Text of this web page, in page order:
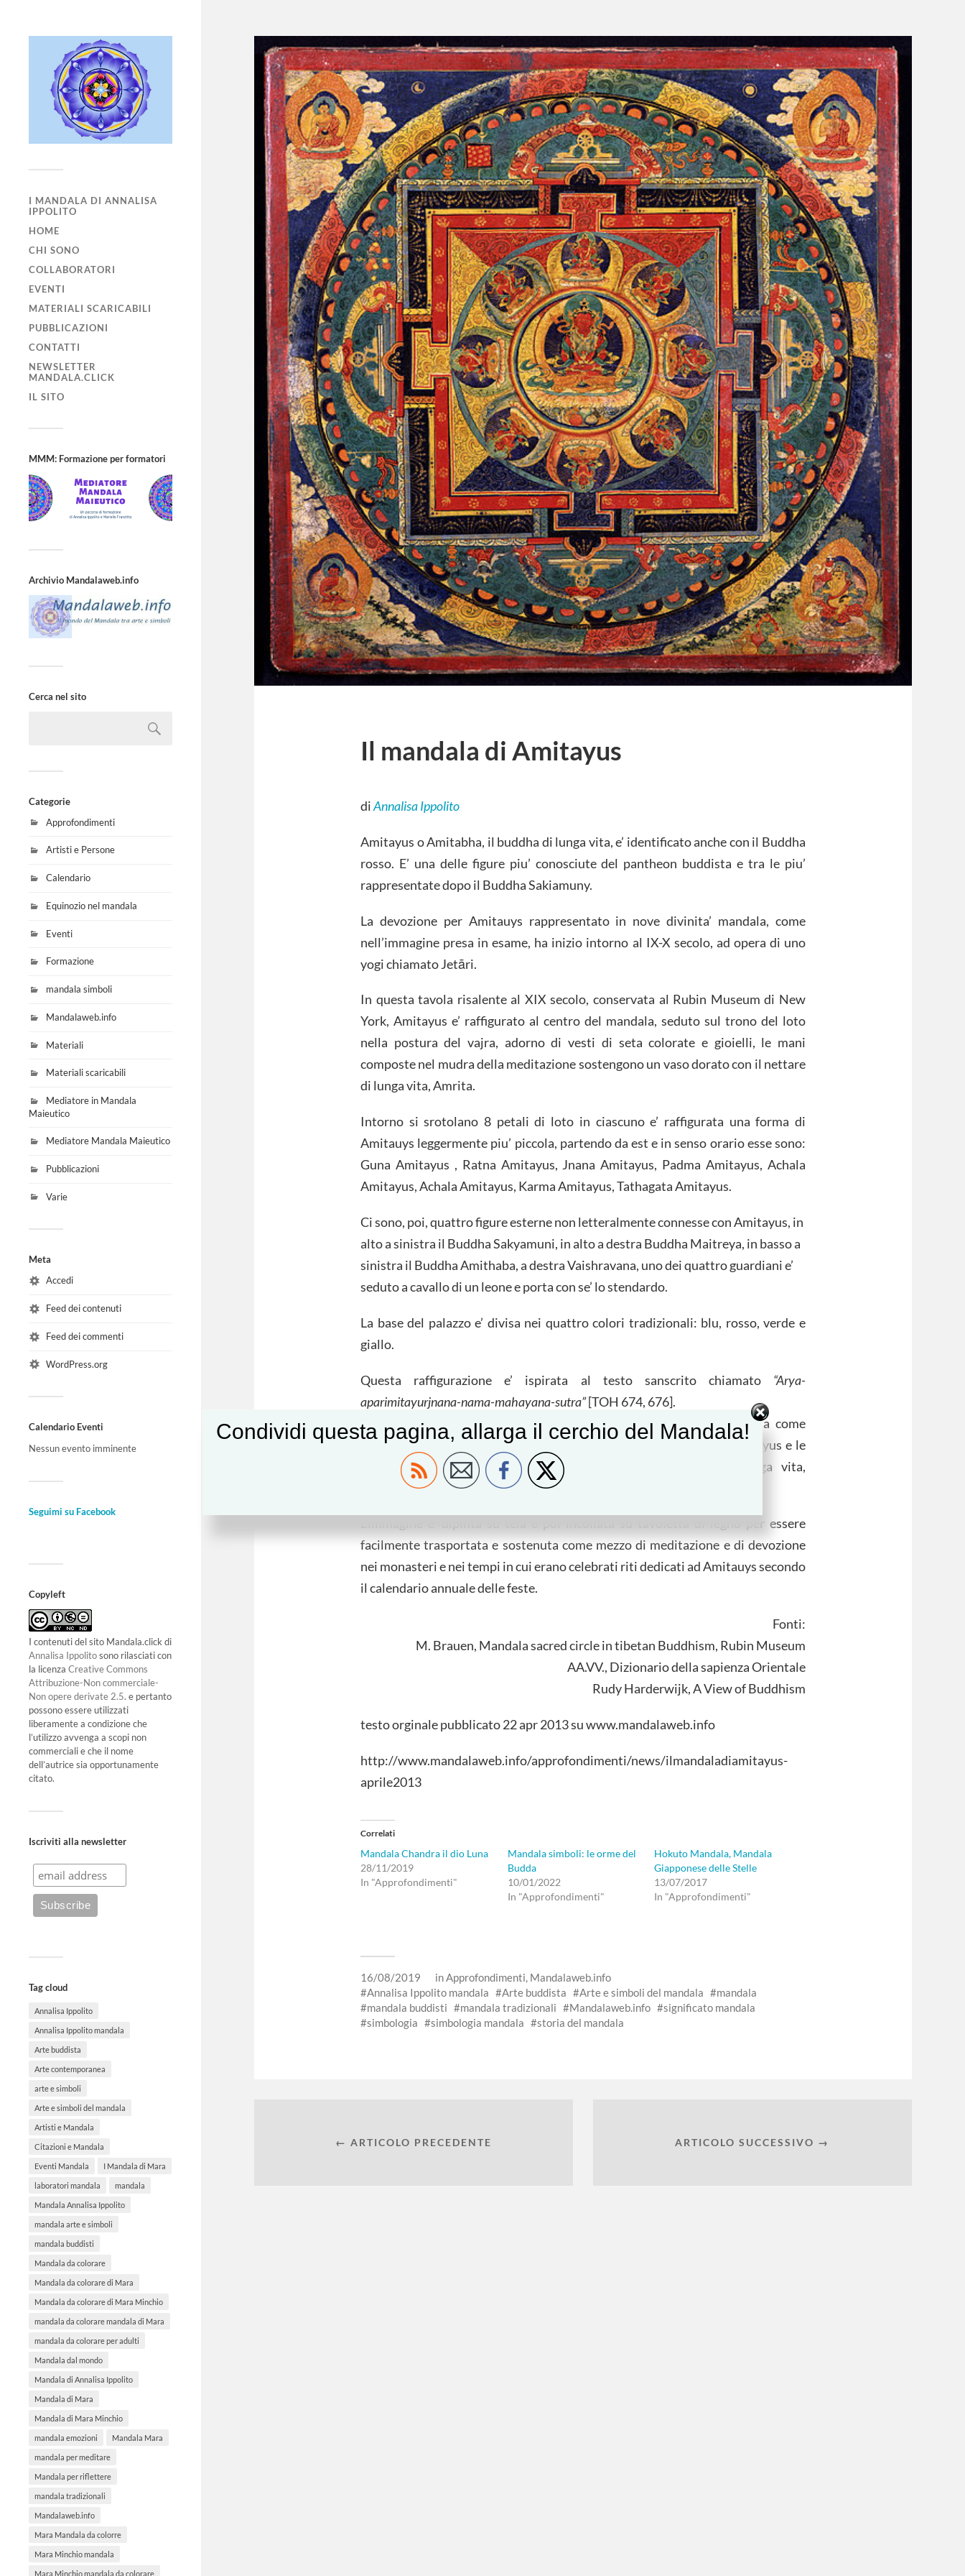
I MANDALA DI ANNALISA
IPPOLITO
HOME
CHI SONO
COLLABORATORI
EVENTI
MATERIALI SCARICABILI
PUBBLICAZIONI
CONTATTI
NEWSLETTER
MANDALA.CLICK
IL SITO
MMM: Formazione per formatori
Archivio Mandalaweb.info
Cerca nel sito
Categorie
Approfondimenti
Artisti e Persone
Calendario
Equinozio nel mandala
Eventi
Formazione
mandala simboli
Mandalaweb.info
Materiali
Materiali scaricabili
Mediatore in Mandala
Maieutico
Mediatore Mandala Maieutico
Pubblicazioni
Varie
Meta
Accedi
Feed dei contenuti
Feed dei commenti
WordPress.org
Calendario Eventi
Nessun evento imminente
Seguimi su Facebook
Copyleft
I contenuti del sito Mandala.click di
Annalisa Ippolitosono rilasciati con
la licenza Creative Commons
Attribuzione-Non commerciale-
Non opere derivate 2.5. e pertanto
possono essere utilizzati
liberamente a condizione che
l’utilizzo avvenga a scopi non
commerciali e che il nome
dell’autrice sia opportunamente
citato.
Iscriviti alla newsletter
Tag cloud
Annalisa Ippolito
Annalisa Ippolito mandala
Arte buddista
Arte contemporanea
arte e simboli
Arte e simboli del mandala
Artisti e Mandala
Citazioni e Mandala
Eventi Mandala I Mandala di Mara
laboratori mandala mandala
Mandala Annalisa Ippolito
mandala arte e simboli
mandala buddisti
Mandala da colorare
Mandala da colorare di Mara
Mandala da colorare di Mara Minchio
mandala da colorare mandala di Mara
mandala da colorare per adulti
Mandala dal mondo
Mandala di Annalisa Ippolito
Mandala di Mara
Mandala di Mara Minchio
mandala emozioni Mandala Mara
mandala per meditare
Mandala per riflettere
mandala tradizionali
Mandalaweb.info
Mara Mandala da colorre
Mara Minchio mandala
Mara Minchio mandala da colorare
Il mandala di Amitayus
diAnnalisa Ippolito
Amitayus o Amitabha, il buddha di lunga vita, e’ identificato anche con il Buddha
rosso. E’ una delle figure piu’ conosciute del pantheon buddista e tra le piu’
rappresentate dopo il Buddha Sakiamuny.
La devozione per Amitauys rappresentato in nove divinita’ mandala, come
nell’immagine presa in esame, ha inizio intorno al IX-X secolo, ad opera di uno
yogi chiamato Jetāri.
In questa tavola risalente al XIX secolo, conservata al Rubin Museum di New
York, Amitayus e’ raffigurato al centro del mandala, seduto sul trono del loto
nella postura del vajra, adorno di vesti di seta colorate e gioielli, le mani
composte nel mudra della meditazione sostengono un vaso dorato con il nettare
di lunga vita, Amrita.
Intorno si srotolano 8 petali di loto in ciascuno e’ raffigurata una forma di
Amitauys leggermente piu’ piccola, partendo da est e in senso orario esse sono:
Guna Amitayus , Ratna Amitayus, Jnana Amitayus, Padma Amitayus, Achala
Amitayus, Achala Amitayus, Karma Amitayus, Tathagata Amitayus.
Ci sono, poi, quattro figure esterne non letteralmente connesse con Amitayus, in
alto a sinistra il Buddha Sakyamuni, in alto a destra Buddha Maitreya, in basso a
sinistra il Buddha Amithaba, a destra Vaishravana, uno dei quattro guardiani e’
seduto a cavallo di un leone e porta con se’ lo stendardo.
La base del palazzo e’ divisa nei quattro colori tradizionali: blu, rosso, verde e
giallo.
Questa raffigurazione e’ ispirata al testo sanscrito chiamato “Arya-
aparimitayurjnana-nama-mahayana-sutra”[TOH 674, 676].
Le sue misure e la sua composizione fanno supporre che fosse usata come
strumento concentrazione per chi iniziava la sua meditazione su Amitayus e le
metafore sulle quali si richiama l’attenzione sono quelle di lunga vita,
“estensione della vita” e “immortalita’”, qui intesa come illuminazione.
L’immagine e’ dipinta su tela e poi incollata su tavoletta di legno per essere
facilmente trasportata e sostenuta come mezzo di meditazione e di devozione
nei monasteri e nei tempi in cui erano celebrati riti dedicati ad Amitauys secondo
il calendario annuale delle feste.
Fonti:
M. Brauen, Mandala sacred circle in tibetan Buddhism, Rubin Museum
AA.VV., Dizionario della sapienza Orientale
Rudy Harderwijk, A View of Buddhism
testo orginale pubblicato 22 apr 2013 su www.mandalaweb.info
http://www.mandalaweb.info/approfondimenti/news/ilmandaladiamitayus-
aprile2013
Correlati
Mandala Chandra il dio Luna
28/11/2019
In "Approfondimenti"
Mandala simboli: le orme del
Budda
10/01/2022
In "Approfondimenti"
Hokuto Mandala, Mandala
Giapponese delle Stelle
13/07/2017
In "Approfondimenti"
16/08/2019 inApprofondimenti, Mandalaweb.info
Annalisa Ippolito mandala
Arte buddista Arte e simboli del mandala
mandala
mandala buddisti
mandala tradizionali Mandalaweb.info
significato mandala
simbologia
simbologia mandala storia del mandala
← ARTICOLO PRECEDENTE ARTICOLO SUCCESSIVO →
Condividi questa pagina, allarga il cerchio del Mandala!